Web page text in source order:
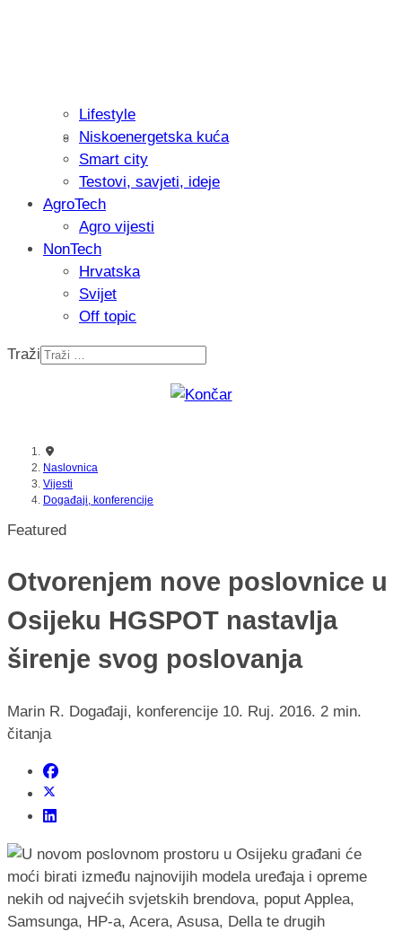
Isprobali smo: Thermostar
Recenzija: Einhell Professional CP-
Lifestyle
Niskoenergetska kuća
Smart city
Testovi, savjeti, ideje
AgroTech
Agro vijesti
NonTech
Hrvatska
Svijet
Off topic
Traži
Naslovnica
Vijesti
Događaji, konferencije
Featured
Otvorenjem nove poslovnice u
Osijeku HGSPOT nastavlja
širenje svog poslovanja
Marin R. Događaji, konferencije 10. Ruj. 2016. 2 min.
čitanja